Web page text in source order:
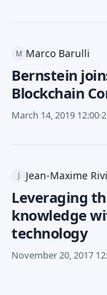
M Marco Barulli
Bernstein
Blockchain
March 14, 2019 12:00·
J Jean-Maxime
Leveraging
knowledge
technology
November 20, 2017